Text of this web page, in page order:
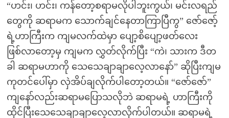
“ဟင်း၊ ဟင်း၊ ကန်တော့စရာမလိုပါဘူးကွယ်၊ မင်းလရည်
တွေကို ဆရာမက သောက်ချင်နေတာကြာပြီကွ” ဇော်ဇော့်
ရဲ့ဟာကြီးက ကျမလက်ထဲမှာ ပျော့စိပျော့ဖတ်လေး
ဖြစ်လာတော့မှ ကျမက လွှတ်လိုက်ပြီး “ကဲ၊ သားက ဒီတ
ခါ ဆရာမဟာကို သေသေချာချာလေ့လာနော်” ဆိုပြီးကျမ
ကုတင်ပေါ်မှာ လှဲအိပ်ချလိုက်ပါတော့တယ်။ “ဇော်ဇော်”
ကျနော်လည်းဆရာမပြောသလိုဘဲ ဆရာမရဲ့ ဟာကြီးကို
ထိုင်ပြီးသေသေချာချာလေ့လာလိုက်ပါတယ်။ ဆရာမရဲ့